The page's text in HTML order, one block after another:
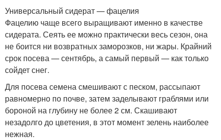
Универсальный сидерат — фацелия
Фацелию чаще всего выращивают именно в качестве
сидерата. Сеять ее можно практически весь сезон, она
не боится ни возвратных заморозков, ни жары. Крайний
срок посева — сентябрь, а самый первый — как только
сойдет снег.
Для посева семена смешивают с песком, рассыпают
равномерно по почве, затем заделывают граблями или
бороной на глубину не более 2 см. Скашивают
незадолго до цветения, в этот момент зелень наиболее
нежная.